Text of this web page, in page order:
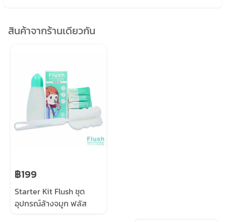
สินค้าจากร้านเดียวกัน
฿199
Starter Kit Flush ชุด
อุปกรณ์ล้างจมูก ฟลัส